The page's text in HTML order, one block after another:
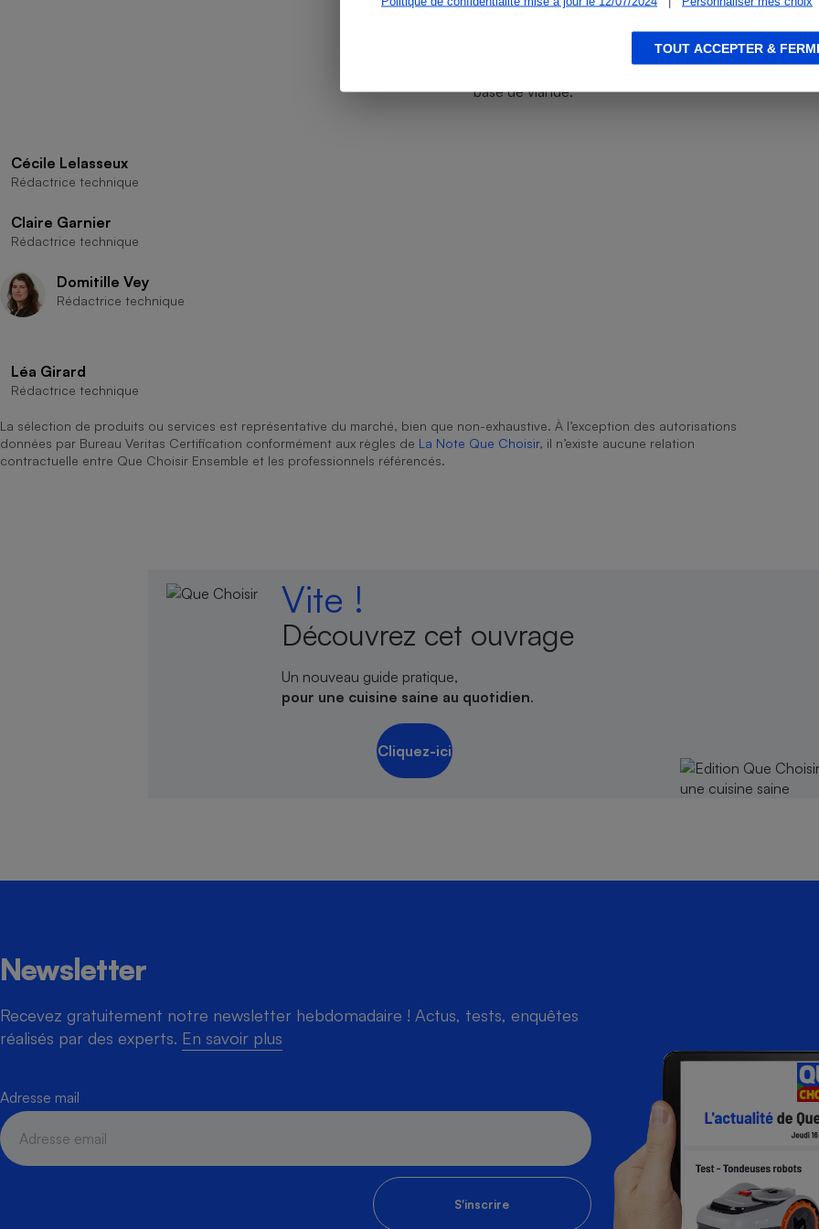
TOUT ACCEPTER &
l'exposition des consommateurs via les
additifs sont avant tout les produits de
boulangerie et de pâtisserie, mais aussi les
base de viande.
Cécile Lelasseux
Rédactrice technique
Claire Garnier
Rédactrice technique
Domitille Vey
Rédactrice technique
Léa Girard
Rédactrice technique
La sélection de produits ou services est représentative du marché, bien que non-exhaustive. À l’exception des autorisations
données par Bureau Veritas Certification conformément aux règles de La Note Que Choisir, il n’existe aucune relation
contractuelle entre Que Choisir Ensemble et les professionnels référencés.
Vite !
Découvrez cet ouvrage
Un nouveau guide pratique,
pour une cuisine saine au quotidien.
Cliquez-ici
Newsletter
Recevez gratuitement notre newsletter hebdomadaire ! Actus, tests, enquêtes
réalisés par des experts. En savoir plus
Adresse mail
S'inscrire